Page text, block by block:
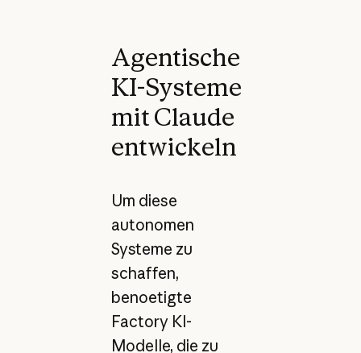
Agentische
KI-Systeme
mit Claude
entwickeln
Um diese
autonomen
Systeme zu
schaffen,
benoetigte
Factory KI-
Modelle, die zu